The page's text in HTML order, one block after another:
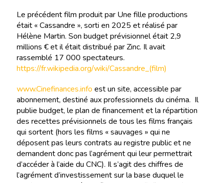
Le précédent film produit par Une fille productions
était « Cassandre », sorti en 2025 et réalisé par
Hélène Martin. Son budget prévisionnel était 2,9
millions € et il était distribué par Zinc. Il avait
rassemblé 17 000 spectateurs.
https://fr.wikipedia.org/wiki/Cassandre_(film)
www.Cinefinances.info est un site, accessible par
abonnement, destiné aux professionnels du cinéma. Il
publie budget, le plan de financement et la répartition
des recettes prévisionnels de tous les films français
qui sortent (hors les films « sauvages » qui ne
déposent pas leurs contrats au registre public et ne
demandent donc pas l’agrément qui leur permettrait
d’accéder à l’aide du CNC). Il s’agit des chiffres de
l’agrément d’investissement sur la base duquel le